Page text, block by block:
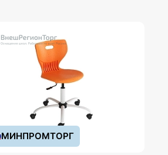
МИНПРОМТОРГ